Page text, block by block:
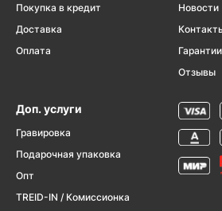
Покупка в кредит
Доставка
Оплата
Новости
Гарантии
Отзывы
Доп. услуги
Гравировка
Подарочная упаковка
Опт
TREID-IN / Комиссионка